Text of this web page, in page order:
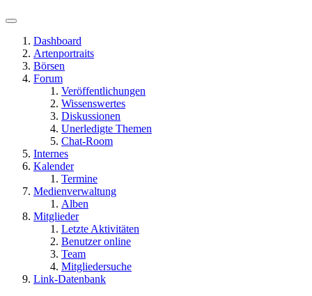
Dashboard
Artenportraits
Börsen
Forum
Veröffentlichungen
Wissenswertes
Diskussionen
Unerledigte Themen
Chat-Room
Internes
Kalender
Termine
Medienverwaltung
Alben
Mitglieder
Letzte Aktivitäten
Benutzer online
Team
Mitgliedersuche
Link-Datenbank